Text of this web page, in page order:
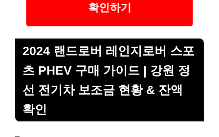
확인하기
2024 랜드로버 레인지로버 스포
츠 PHEV 구매 가이드 | 강원 정
선 전기차 보조금 현황 & 잔액
확인